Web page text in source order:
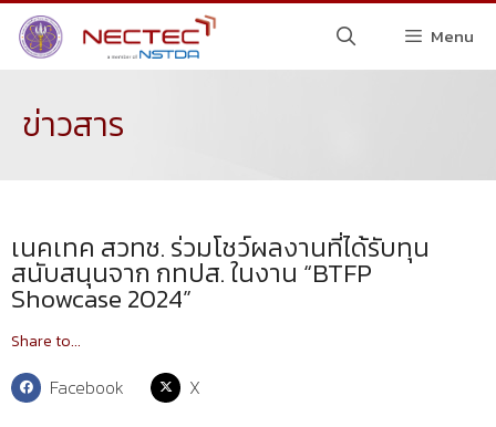
Menu
ข่าวสาร
เนคเทค สวทช. ร่วมโชว์ผลงานที่ได้รับทุน
สนับสนุนจาก กทปส. ในงาน “BTFP
Showcase 2024”
Share to...
Facebook X